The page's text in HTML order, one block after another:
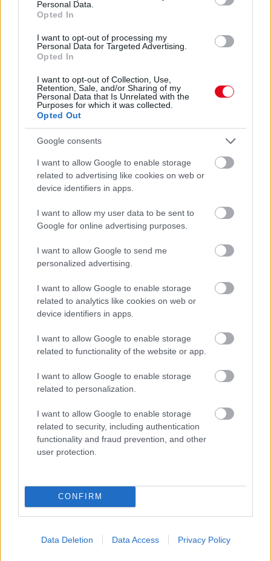
Personal Data.
Opted In
I want to opt-out of processing my
Personal Data for Targeted Advertising.
Opted In
I want to opt-out of Collection, Use,
Retention, Sale, and/or Sharing of my
Personal Data that Is Unrelated with the
Purposes for which it was collected.
Opted Out
Google consents
I want to allow Google to enable storage
related to advertising like cookies on web or
device identifiers in apps.
I want to allow my user data to be sent to
Google for online advertising purposes.
I want to allow Google to send me
personalized advertising.
I want to allow Google to enable storage
related to analytics like cookies on web or
device identifiers in apps.
I want to allow Google to enable storage
related to functionality of the website or app.
I want to allow Google to enable storage
related to personalization.
I want to allow Google to enable storage
related to security, including authentication
functionality and fraud prevention, and other
user protection.
CONFIRM
Data Deletion Data Access Privacy Policy
próbál figyelmeztetni
Orvos figyelmeztet: ezt az apró reggeli tünetet ne
söpörd a szőnyeg alá
megoldás, mint gondolnád